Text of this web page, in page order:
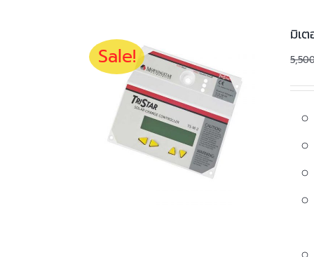
Sale!
มิเ